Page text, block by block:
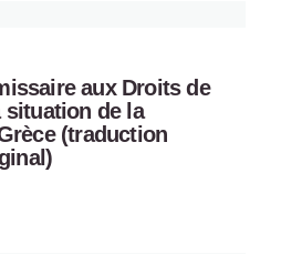
aux Droits de
situation de la
(traduction